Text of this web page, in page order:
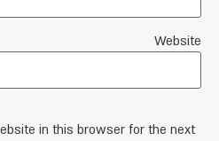
Website
in this browser for the next